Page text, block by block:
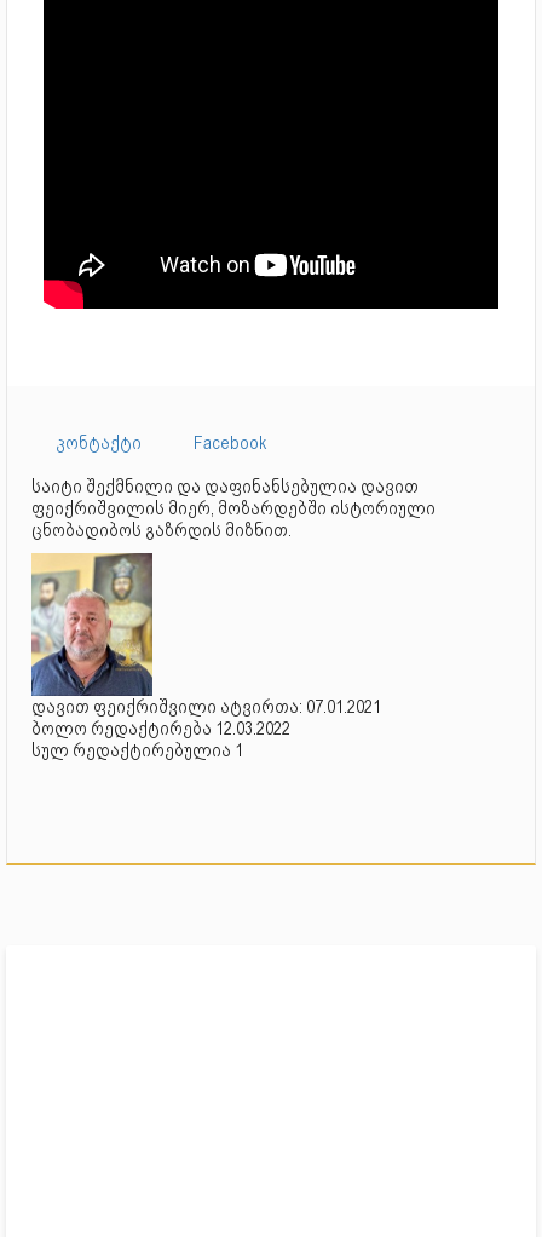
კონტაქტი
Facebook
საიტი შექმნილი და დაფინანსებულია დავით
ფეიქრიშვილის მიერ, მოზარდებში ისტორიული
ცნობადიბოს გაზრდის მიზნით.
დავით ფეიქრიშვილი ატვირთა: 07.01.2021
ბოლო რედაქტირება 12.03.2022
სულ რედაქტირებულია 1